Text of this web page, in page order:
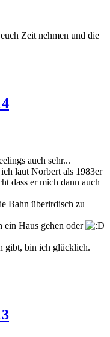
Zeit nehmen und die
auch sehr...
laut Norbert als 1983er
dass er mich dann auch
Bahn überirdisch zu
Haus gehen oder
gibt, bin ich glücklich.